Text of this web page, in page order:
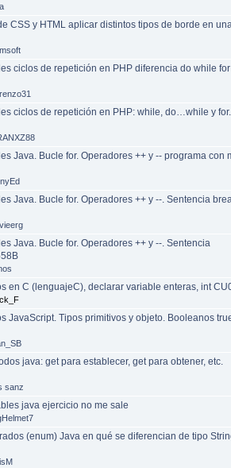
CSS y HTML aplicar distintos tipos de borde en
ciclos de repetición en PHP diferencia do while for
ciclos de repetición en PHP: while, do…while y for.
Java. Bucle for. Operadores ++ y -- programa con
Java. Bucle for. Operadores ++ y --. Sentencia
Java. Bucle for. Operadores ++ y --. Sentencia
en C (lenguajeC), declarar variable enteras, int
JavaScript. Tipos primitivos y objeto. Booleanos
java: get para establecer, get para obtener, etc.
sanz
java ejercicio no me sale
(enum) Java en qué se diferencian de tipo